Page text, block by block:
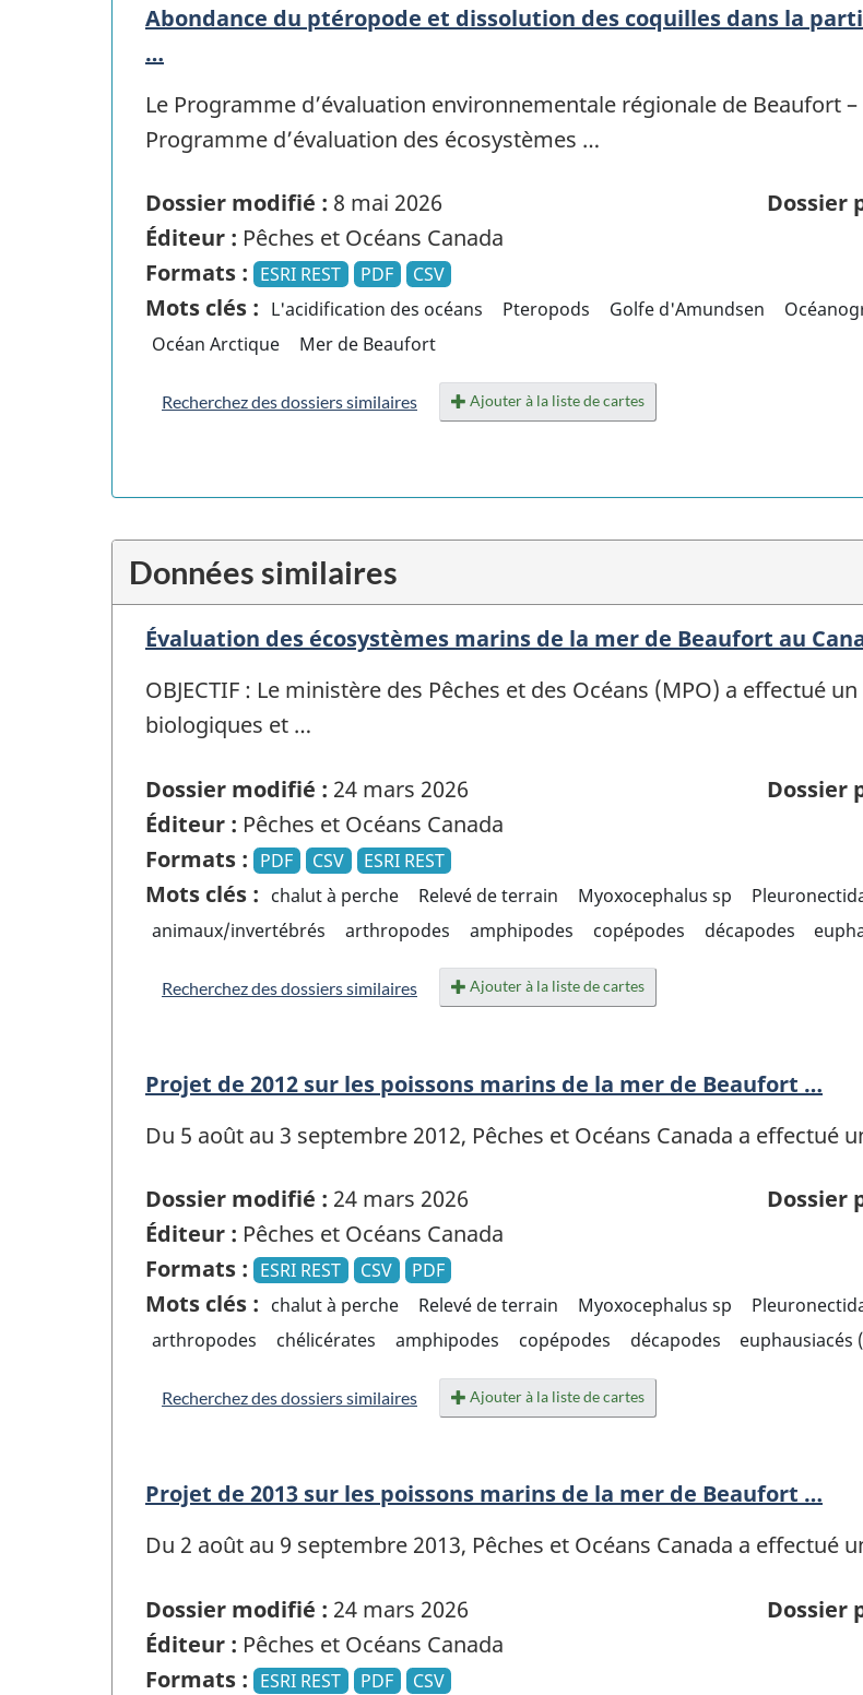
Abondance du ptéropode et dissolution des coquilles dans la
…
Le Programme d’évaluation environnementale régionale de Beaufort
Programme d’évaluation des écosystèmes …
Dossier modifié : 8 mai 2026 Dossier
Éditeur : Pêches et Océans Canada
Formats : ESRI REST PDF CSV
Mots clés : L'acidification des océans Pteropods Golfe d'Amundsen
Océan Arctique
Mer de Beaufort
Recherchez des dossiers similaires Ajouter à la liste de cartes
Données similaires
Évaluation des écosystèmes marins de la mer de Beaufort au
OBJECTIF : Le ministère des Pêches et des Océans (MPO) a effectué
biologiques et …
Dossier modifié : 24 mars 2026 Dossier
Éditeur : Pêches et Océans Canada
Formats : PDF CSV ESRI REST
Mots clés : chalut à perche Relevé de terrain Myoxocephalus sp
animaux/invertébrés
arthropodes amphipodes copépodes décapodes
Recherchez des dossiers similaires Ajouter à la liste de cartes
Projet de 2012 sur les poissons marins de la mer de Beaufort …
Du 5 août au 3 septembre 2012, Pêches et Océans Canada a
Dossier modifié : 24 mars 2026 Dossier
Éditeur : Pêches et Océans Canada
Formats : ESRI REST CSV PDF
Mots clés : chalut à perche Relevé de terrain Myoxocephalus sp
arthropodes
chélicérates amphipodes copépodes décapodes euphausiacés
Recherchez des dossiers similaires Ajouter à la liste de cartes
Projet de 2013 sur les poissons marins de la mer de Beaufort …
Du 2 août au 9 septembre 2013, Pêches et Océans Canada a
Dossier modifié : 24 mars 2026 Dossier
Éditeur : Pêches et Océans Canada
Formats : ESRI REST PDF CSV